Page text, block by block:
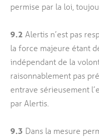
permise par la loi,
9.2 Alertis n’est pas
la force majeure étant
indépendant de la
raisonnablement pas
entrave sérieusement
par Alertis.
9.3 Dans la mesure